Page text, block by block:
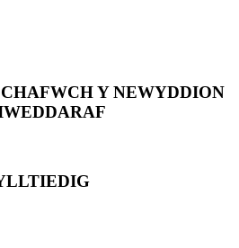
Y NEWYDDION